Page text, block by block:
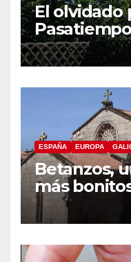
El olvidado
ESPAÑA EUROPA
Betanzos,
más